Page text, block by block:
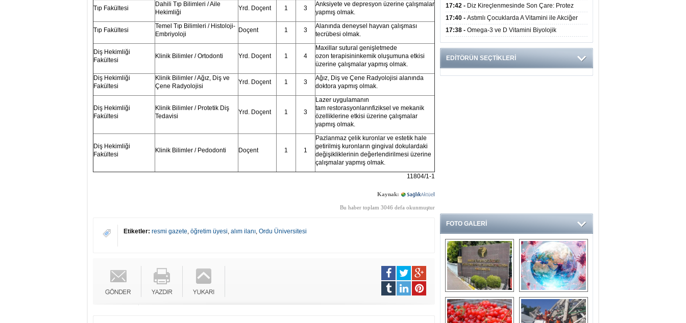
Tıp Fakültesi
Dahili Tıp Bilimleri / Aile
Hekimliği
Yrd. Doçent 1 3
Anksiyete ve depresyon üzerine çalışmalar
yapmış olmak.
Tıp Fakültesi
Temel Tıp Bilimleri / Histoloji-
Embriyoloji
Doçent 1 3
Alanında deneysel hayvan çalışması
tecrübesi olmak.
Diş Hekimliği
Fakültesi
Klinik Bilimler / Ortodonti Yrd. Doçent 1 4
Maxillar sutural genişletmede
ozon terapisininkemik oluşumuna etkisi
üzerine çalışmalar yapmış olmak.
Diş Hekimliği
Fakültesi
Klinik Bilimler / Ağız, Diş ve
Çene Radyolojisi
Yrd. Doçent 1 3
Ağız, Diş ve Çene Radyolojisi alanında
doktora yapmış olmak.
Diş Hekimliği
Fakültesi
Klinik Bilimler / Protetik Diş
Tedavisi
Yrd. Doçent 1 3
Lazer uygulamanın
tam restorasyonlarınfiziksel ve mekanik
özelliklerine etkisi üzerine çalışmalar
yapmış olmak.
Diş Hekimliği
Fakültesi
Klinik Bilimler / Pedodonti Doçent 1 1
Pazlanmaz çelik kuronlar ve estetik hale
getirilmiş kuronların gingival dokulardaki
değişikliklerinin değerlendirilmesi üzerine
çalışmalar yapmış olmak.
11804/1-1
Kaynak:
Bu haber toplam 3046 defa okunmuştur
Etiketler: resmi gazete, öğretim üyesi, alım ilanı, Ordu Üniversitesi
Apandisit Habercisi Olabilir
17:42 - Diz Kireçlenmesinde Son Çare: Protez
Ameliyatı İle Yaşam Kalitesi Artıyor
17:40 - Astımlı Çocuklarda A Vitamini ile Akciğer
Hacmi Arasında Bağlantı Bulundu
17:38 - Omega-3 ve D Vitamini Biyolojik
Yaşlanmayı Yavaşlatabilir
EDİTÖRÜN SEÇTİKLERİ
FOTO GALERİ
Ve burası da bir
devlet hastanesi
14 soruda
Koronavirüs
hakkında kendinizi
test edin...